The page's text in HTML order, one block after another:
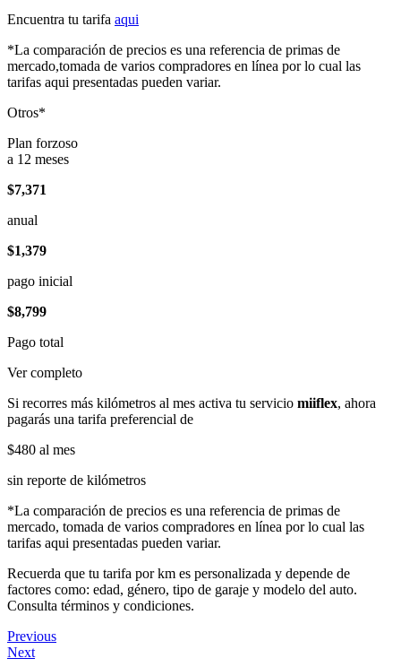
Encuentra tu tarifa aqui
*La comparación de precios es una referencia de primas de
mercado,tomada de varios compradores en línea por lo cual las
tarifas aqui presentadas pueden variar.
Otros*
Plan forzoso
a 12 meses
$7,371
anual
$1,379
pago inicial
$8,799
Pago total
Ver completo
Si recorres más kilómetros al mes activa tu servicio miiflex, ahora
pagarás una tarifa preferencial de
$480 al mes
sin reporte de kilómetros
*La comparación de precios es una referencia de primas de
mercado, tomada de varios compradores en línea por lo cual las
tarifas aqui presentadas pueden variar.
Recuerda que tu tarifa por km es personalizada y depende de
factores como: edad, género, tipo de garaje y modelo del auto.
Consulta términos y condiciones.
Previous
Next